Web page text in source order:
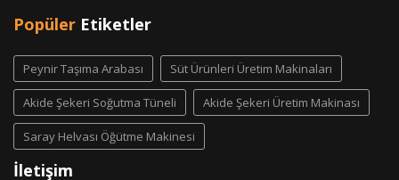
Popüler Etiketler
Peynir Taşıma Arabası Süt Ürünleri Üretim Makinaları
Akide Şekeri Soğutma Tüneli Akide Şekeri Üretim Makinası
Saray Helvası Öğütme Makinesi
İletişim